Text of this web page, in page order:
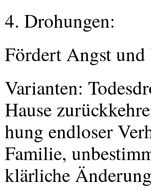
4. Drohungen:
Fördert Angst
Varianten:
Hause
hung endloser
Familie,
klärliche